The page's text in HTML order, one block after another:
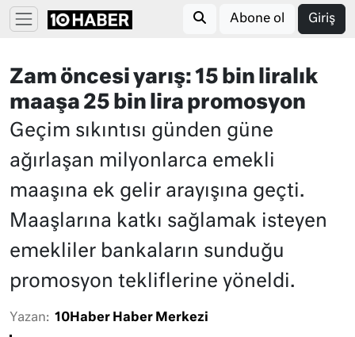
Abone ol Giriş
Zam öncesi yarış: 15 bin liralık
maaşa 25 bin lira promosyon
Geçim sıkıntısı günden güne
ağırlaşan milyonlarca emekli
maaşına ek gelir arayışına geçti.
Maaşlarına katkı sağlamak isteyen
emekliler bankaların sunduğu
promosyon tekliflerine yöneldi.
Yazan: 10Haber Haber Merkezi